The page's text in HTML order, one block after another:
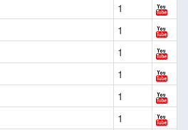
1
1
1
1
1
1